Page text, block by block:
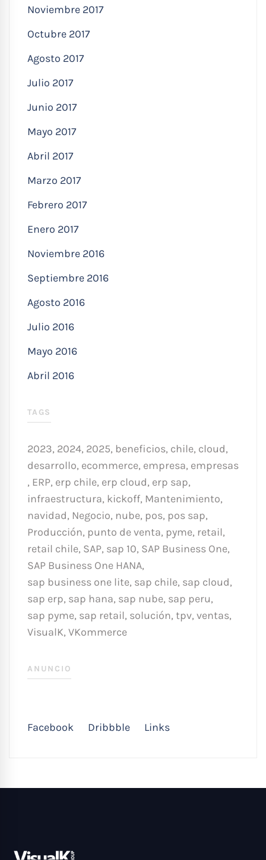
Noviembre 2017
Octubre 2017
Agosto 2017
Julio 2017
Junio 2017
Mayo 2017
Abril 2017
Marzo 2017
Febrero 2017
Enero 2017
Noviembre 2016
Septiembre 2016
Agosto 2016
Julio 2016
Mayo 2016
Abril 2016
TAGS
2023, 2024, 2025, beneficios, chile, cloud,
desarrollo, ecommerce, empresa, empresas
, ERP, erp chile, erp cloud, erp sap,
infraestructura, kickoff, Mantenimiento,
navidad, Negocio, nube, pos, pos sap,
Producción, punto de venta, pyme, retail,
retail chile, SAP, sap 10, SAP Business One,
SAP Business One HANA,
sap business one lite, sap chile, sap cloud,
sap erp, sap hana, sap nube, sap peru,
sap pyme, sap retail, solución, tpv, ventas,
VisualK, VKommerce
ANUNCIO
Facebook Dribbble Links